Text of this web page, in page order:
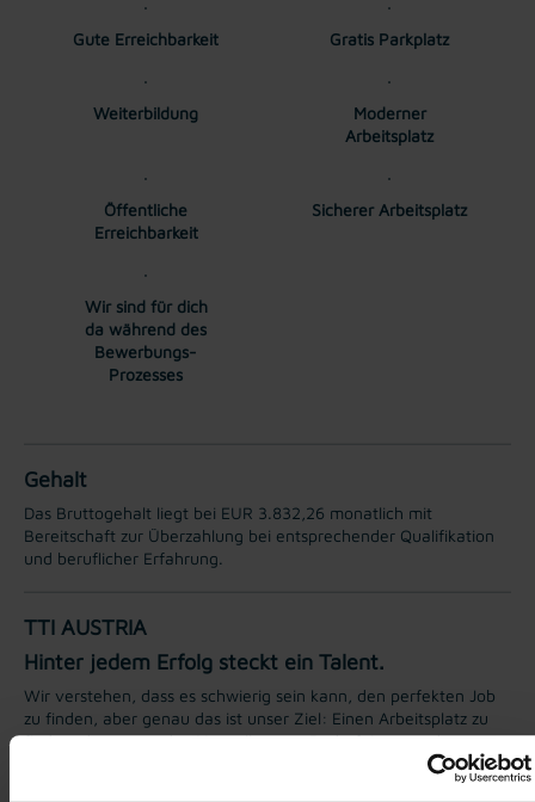
Gute Erreichbarkeit Gratis Parkplatz
Weiterbildung
Moderner
Arbeitsplatz
Öffentliche
Erreichbarkeit
Sicherer Arbeitsplatz
Wir sind für dich
da während des
Bewerbungs-
Prozesses
Gehalt
Das Bruttogehalt liegt bei EUR 3.832,26 monatlich mit
Bereitschaft zur Überzahlung bei entsprechender Qualifikation
und beruflicher Erfahrung.
TTI AUSTRIA
Hinter jedem Erfolg steckt ein Talent.
Wir verstehen, dass es schwierig sein kann, den perfekten Job
zu finden, aber genau das ist unser Ziel: Einen Arbeitsplatz zu
finden, der genau den Vorstellungen, Bedürfnissen und
Wünschen unserer Bewerber*innen entspricht und sie auf ihren